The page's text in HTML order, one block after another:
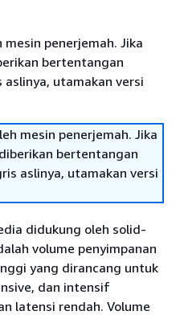
penerjemah. Jika
bertentangan
utamakan versi
mesin penerjemah. Jika
bertentangan
aslinya, utamakan versi
didukung oleh solid-
volume penyimpanan
yang dirancang untuk
dan intensif
latensi rendah. Volume